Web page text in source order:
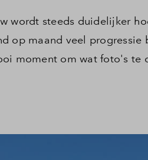
wordt steeds duidelijker
op maand veel progressie
moment om wat foto's te